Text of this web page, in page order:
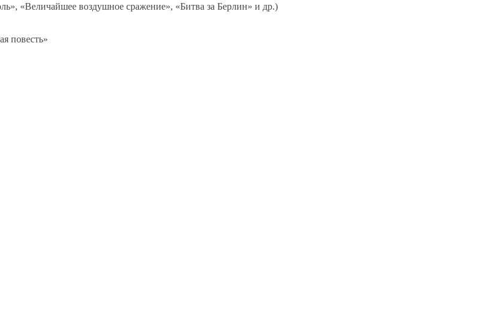
«Величайшее воздушное сражение», «Битва за Берлин» и др.)
повесть»